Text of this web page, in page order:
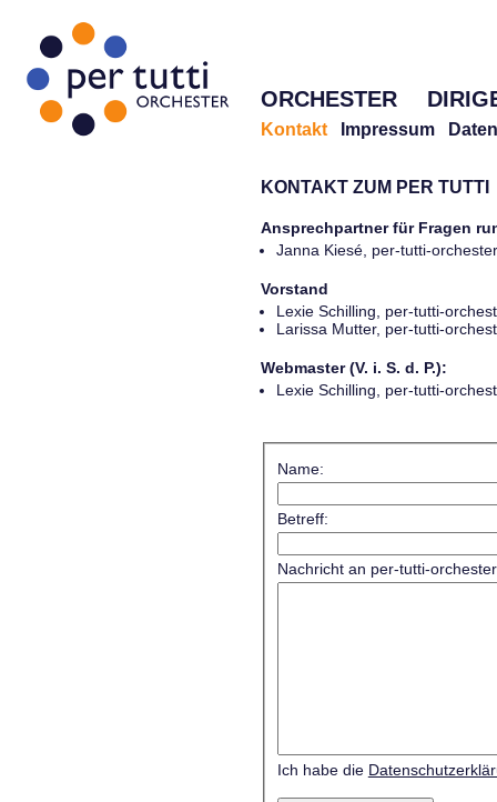
ORCHESTER
Kontakt Impressum
KONTAKT ZUM PER TUTTI
Ansprechpartner für Fragen
Janna Kiesé, per-tutti-
Vorstand
Lexie Schilling, per-tutti-
Larissa Mutter, per-tutti-
Webmaster (V. i. S. d. P.):
Lexie Schilling, per-tutti-
Name:
Betreff:
Nachricht an per-tutti-
Ich habe die